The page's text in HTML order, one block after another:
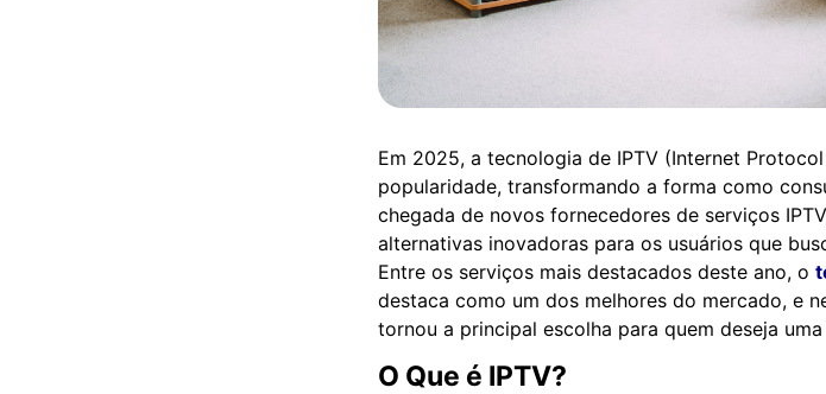
Em 2025, a tecnologia de IPTV (Internet
popularidade, transformando a forma como
chegada de novos fornecedores de serviços
alternativas inovadoras para os usuários que
Entre os serviços mais destacados deste ano, o
destaca como um dos melhores do mercado, e
tornou a principal escolha para quem deseja
O Que é IPTV?